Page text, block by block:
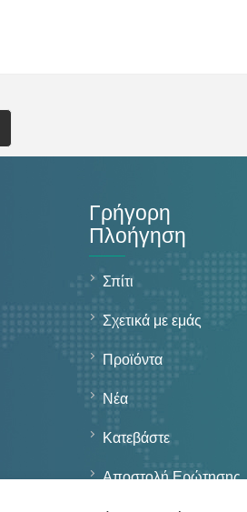
Γρήγορη
Πλοήγηση
Σπίτι
Σχετικά με εμάς
Προϊόντα
Νέα
Κατεβάστε
Αποστολή Ερώτησης